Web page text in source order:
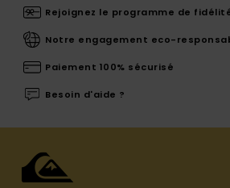
Rejoignez le programme de
Notre engagement eco-
Paiement 100% sécurisé
Besoin d'aide ?